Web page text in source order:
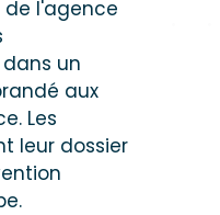
l'agence
un
aux
Les
leur dossier